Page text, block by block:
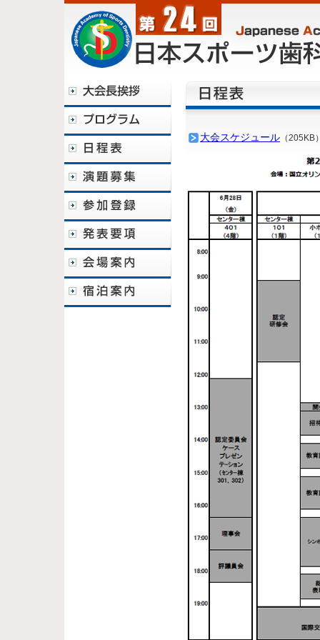
大会スケジュール （205KB